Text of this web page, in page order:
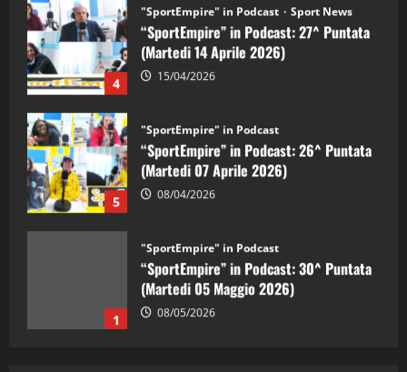
4
"SportEmpire" in Podcast Sport News
“SportEmpire” in Podcast: 27^ Puntata
(Martedi 14 Aprile 2026)
15/04/2026
5
"SportEmpire" in Podcast
“SportEmpire” in Podcast: 26^ Puntata
(Martedi 07 Aprile 2026)
08/04/2026
1
"SportEmpire" in Podcast
“SportEmpire” in Podcast: 30^ Puntata
(Martedi 05 Maggio 2026)
08/05/2026